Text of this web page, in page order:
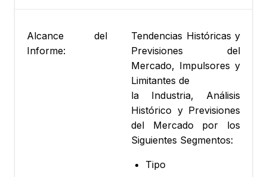
Alcance del
Informe:
Tendencias Históricas y
Previsiones del
Mercado, Impulsores y
Limitantes de
la Industria, Análisis
Histórico y Previsiones
del Mercado por los
Siguientes Segmentos:
Tipo